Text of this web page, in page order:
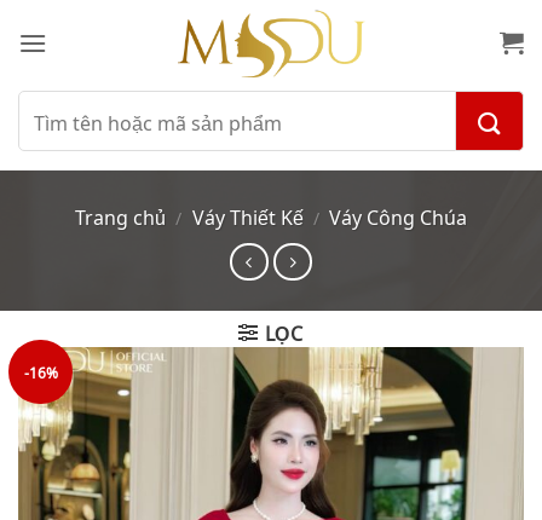
qua
dungTìm
kiếm:
Trang chủ / Váy Thiết Kế / Váy Công Chúa
LỌC
-16%